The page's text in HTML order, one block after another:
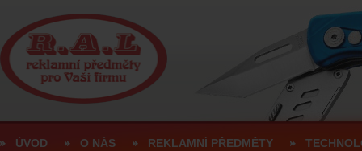
ÚVOD O NÁS REKLAMNÍ PŘEDMĚTY